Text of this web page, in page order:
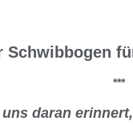
Schwibbogen
***
daran